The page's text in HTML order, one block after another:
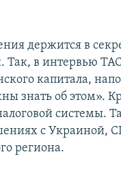
держится в
Так, в интервью
капитала,
знать об этом».
системы.
с Украиной,
региона.